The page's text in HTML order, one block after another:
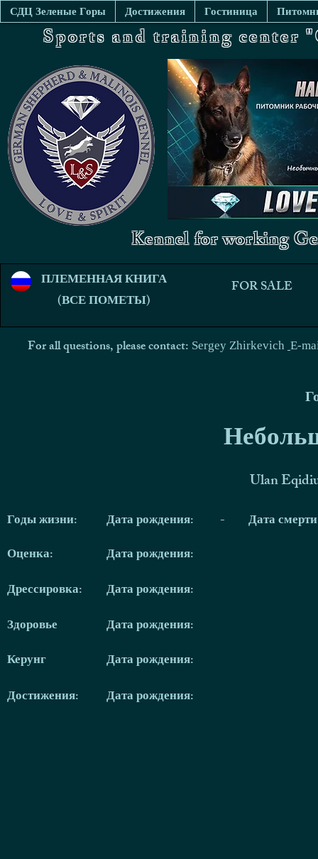
СДЦ Зеленые Горы Достижения Гостиница
Sports and training center
Kennel for working
ПЛЕМЕННАЯ КНИГА
(ВСЕ ПОМЕТЫ)
FOR SALE
For all questions, please contact: Sergey Zhirkevich E-
Ulan
Годы жизни:
Оценка:
Дрессировка:
Здоровье
Керунг
Достижения:
Дата рождения: -
Дата
Дата рождения:
Дата рождения:
Дата рождения:
Дата рождения:
Дата рождения: